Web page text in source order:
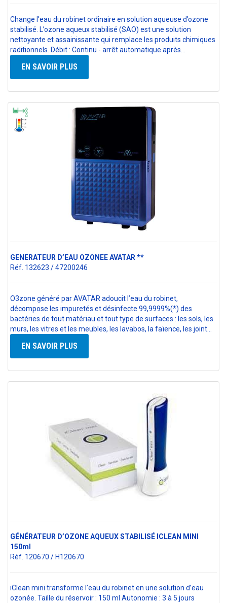
Change l’eau du robinet ordinaire en solution aqueuse d’ozone
stabilisé. L’ozone aqueux stabilisé (SAO) est une solution
nettoyante et assainissante qui remplace les produits chimiques
raditionnels. Débit : Continu - arrêt automatique après…
EN SAVOIR PLUS
GENERATEUR D’EAU OZONEE AVATAR **
Réf. 132623 / 47200246
O3zone généré par AVATAR adoucit l’eau du robinet,
décompose les impuretés et désinfecte 99,9999%(*) des
bactéries de tout matériau et tout type de surfaces : les sols, les
murs, les vitres et les meubles, les lavabos, la faïence, les joint…
EN SAVOIR PLUS
GÉNÉRATEUR D’OZONE AQUEUX STABILISÉ ICLEAN MINI
150ml
Réf. 120670 / H120670
iClean mini transforme l’eau du robinet en une solution d’eau
ozonée. Taille du réservoir : 150 ml Autonomie : 3 à 5 jours